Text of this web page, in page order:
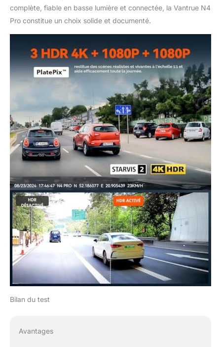
complète, fiable en basse lumière et connectée, la Vantrue N4
Pro constitue un choix solide et documenté.
Bilan du test
Avantages